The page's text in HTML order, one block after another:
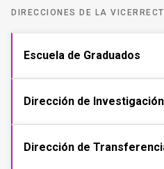
DIRECCIONES DE LA
Escuela de Graduados
Dirección de Investigación
Dirección de